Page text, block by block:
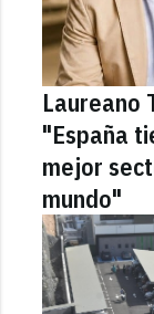
Laureano
"España
mejor
mundo"